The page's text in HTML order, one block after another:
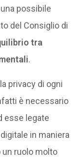
possibile
del Consiglio di
tra
.
privacy di ogni
è necessario
esse legate
in maniera
un ruolo molto